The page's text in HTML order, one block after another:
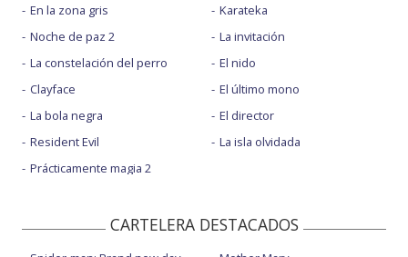
En la zona gris
Noche de paz 2
La constelación del perro
Clayface
La bola negra
Resident Evil
Prácticamente magia 2
Karateka
La invitación
El nido
El último mono
El director
La isla olvidada
CARTELERA DESTACADOS